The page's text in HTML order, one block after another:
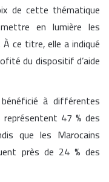
de cette thématique
en lumière les
ce titre, elle a indiqué
du dispositif d’aide
à différentes
47 % des
que les Marocains
près de 24 % des